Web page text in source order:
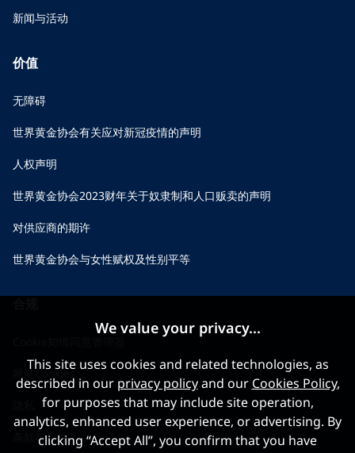
新闻与活动
价值
无障碍
世界黄金协会有关应对新冠疫情的声明
人权声明
世界黄金协会2023财年关于奴隶制和人口贩卖的声明
对供应商的期许
世界黄金协会与女性赋权及性别平等
网站Cookies
条款与条件
We value your privacy...
This site uses cookies and related technologies, as
described in our privacy policyand our Cookies Policy,
for purposes that may include site operation,
analytics, enhanced user experience, or advertising. By
clicking “Accept All”, you confirm that you have